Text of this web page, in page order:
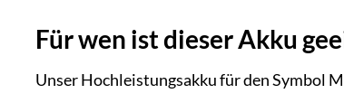
Für wen ist dieser Akku
Unser Hochleistungsakku für den Symbol